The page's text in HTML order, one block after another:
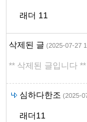
래더 11
삭제된 글 (2025-07-27
** 삭제된 글입니다 **
심하다한조 (2025-
래더11